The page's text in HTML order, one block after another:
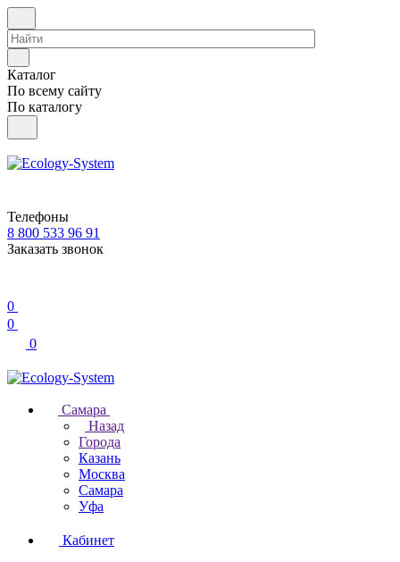
Каталог
По всему сайту
По каталогу
Телефоны
8 800 533 96 91
Заказать звонок
0
0
0
Самара
Назад
Города
Казань
Москва
Самара
Уфа
Кабинет